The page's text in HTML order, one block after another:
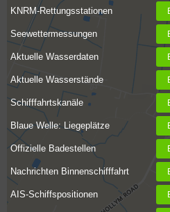
KNRM-Rettungsstationen
Seewettermessungen
Aktuelle Wasserdaten
Aktuelle Wasserstände
Schifffahrtskanäle
Blaue Welle: Liegeplätze
Offizielle Badestellen
Nachrichten Binnenschifffahrt
AIS-Schiffspositionen